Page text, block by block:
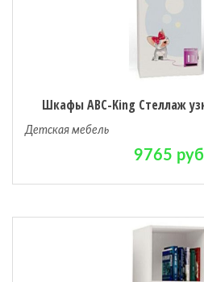
Шкафы ABC-King Стеллаж
Детская мебель
9765